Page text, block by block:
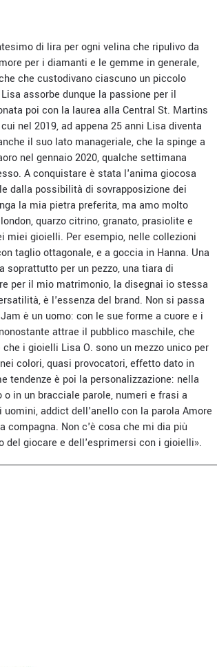
di lira per ogni velina che ripulivo da
per i diamanti e le gemme in generale,
che custodivano ciascuno un piccolo
assorbe dunque la passione per il
poi con la laurea alla Central St. Martins
nel 2019, ad appena 25 anni Lisa diventa
il suo lato manageriale, che la spinge a
nel gennaio 2020, qualche settimana
A conquistare è stata l'anima giocosa
dalla possibilità di sovrapposizione dei
la mia pietra preferita, ma amo molto
quarzo citrino, granato, prasiolite e
miei gioielli. Per esempio, nelle collezioni
taglio ottagonale, e a goccia in Hanna. Una
soprattutto per un pezzo, una tiara di
per il mio matrimonio, la disegnai io stessa
è l'essenza del brand. Non si passa
è un uomo: con le sue forme a cuore e i
attrae il pubblico maschile, che
i gioielli Lisa O. sono un mezzo unico per
colori, quasi provocatori, effetto dato in
tendenze è poi la personalizzazione: nella
in un bracciale parole, numeri e frasi a
addict dell'anello con la parola Amore
compagna. Non c'è cosa che mi dia più
del giocare e dell'esprimersi con i gioielli».